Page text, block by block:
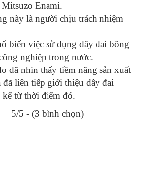
Mitsuzo Enami.
này là người chịu trách nhiệm
biến việc sử dụng dây đai bông
nghiệp trong nước.
đã nhìn thấy tiềm năng sản xuất
đã liên tiếp giới thiệu dây đai
từ thời điểm đó.
5/5 - (3 bình chọn)